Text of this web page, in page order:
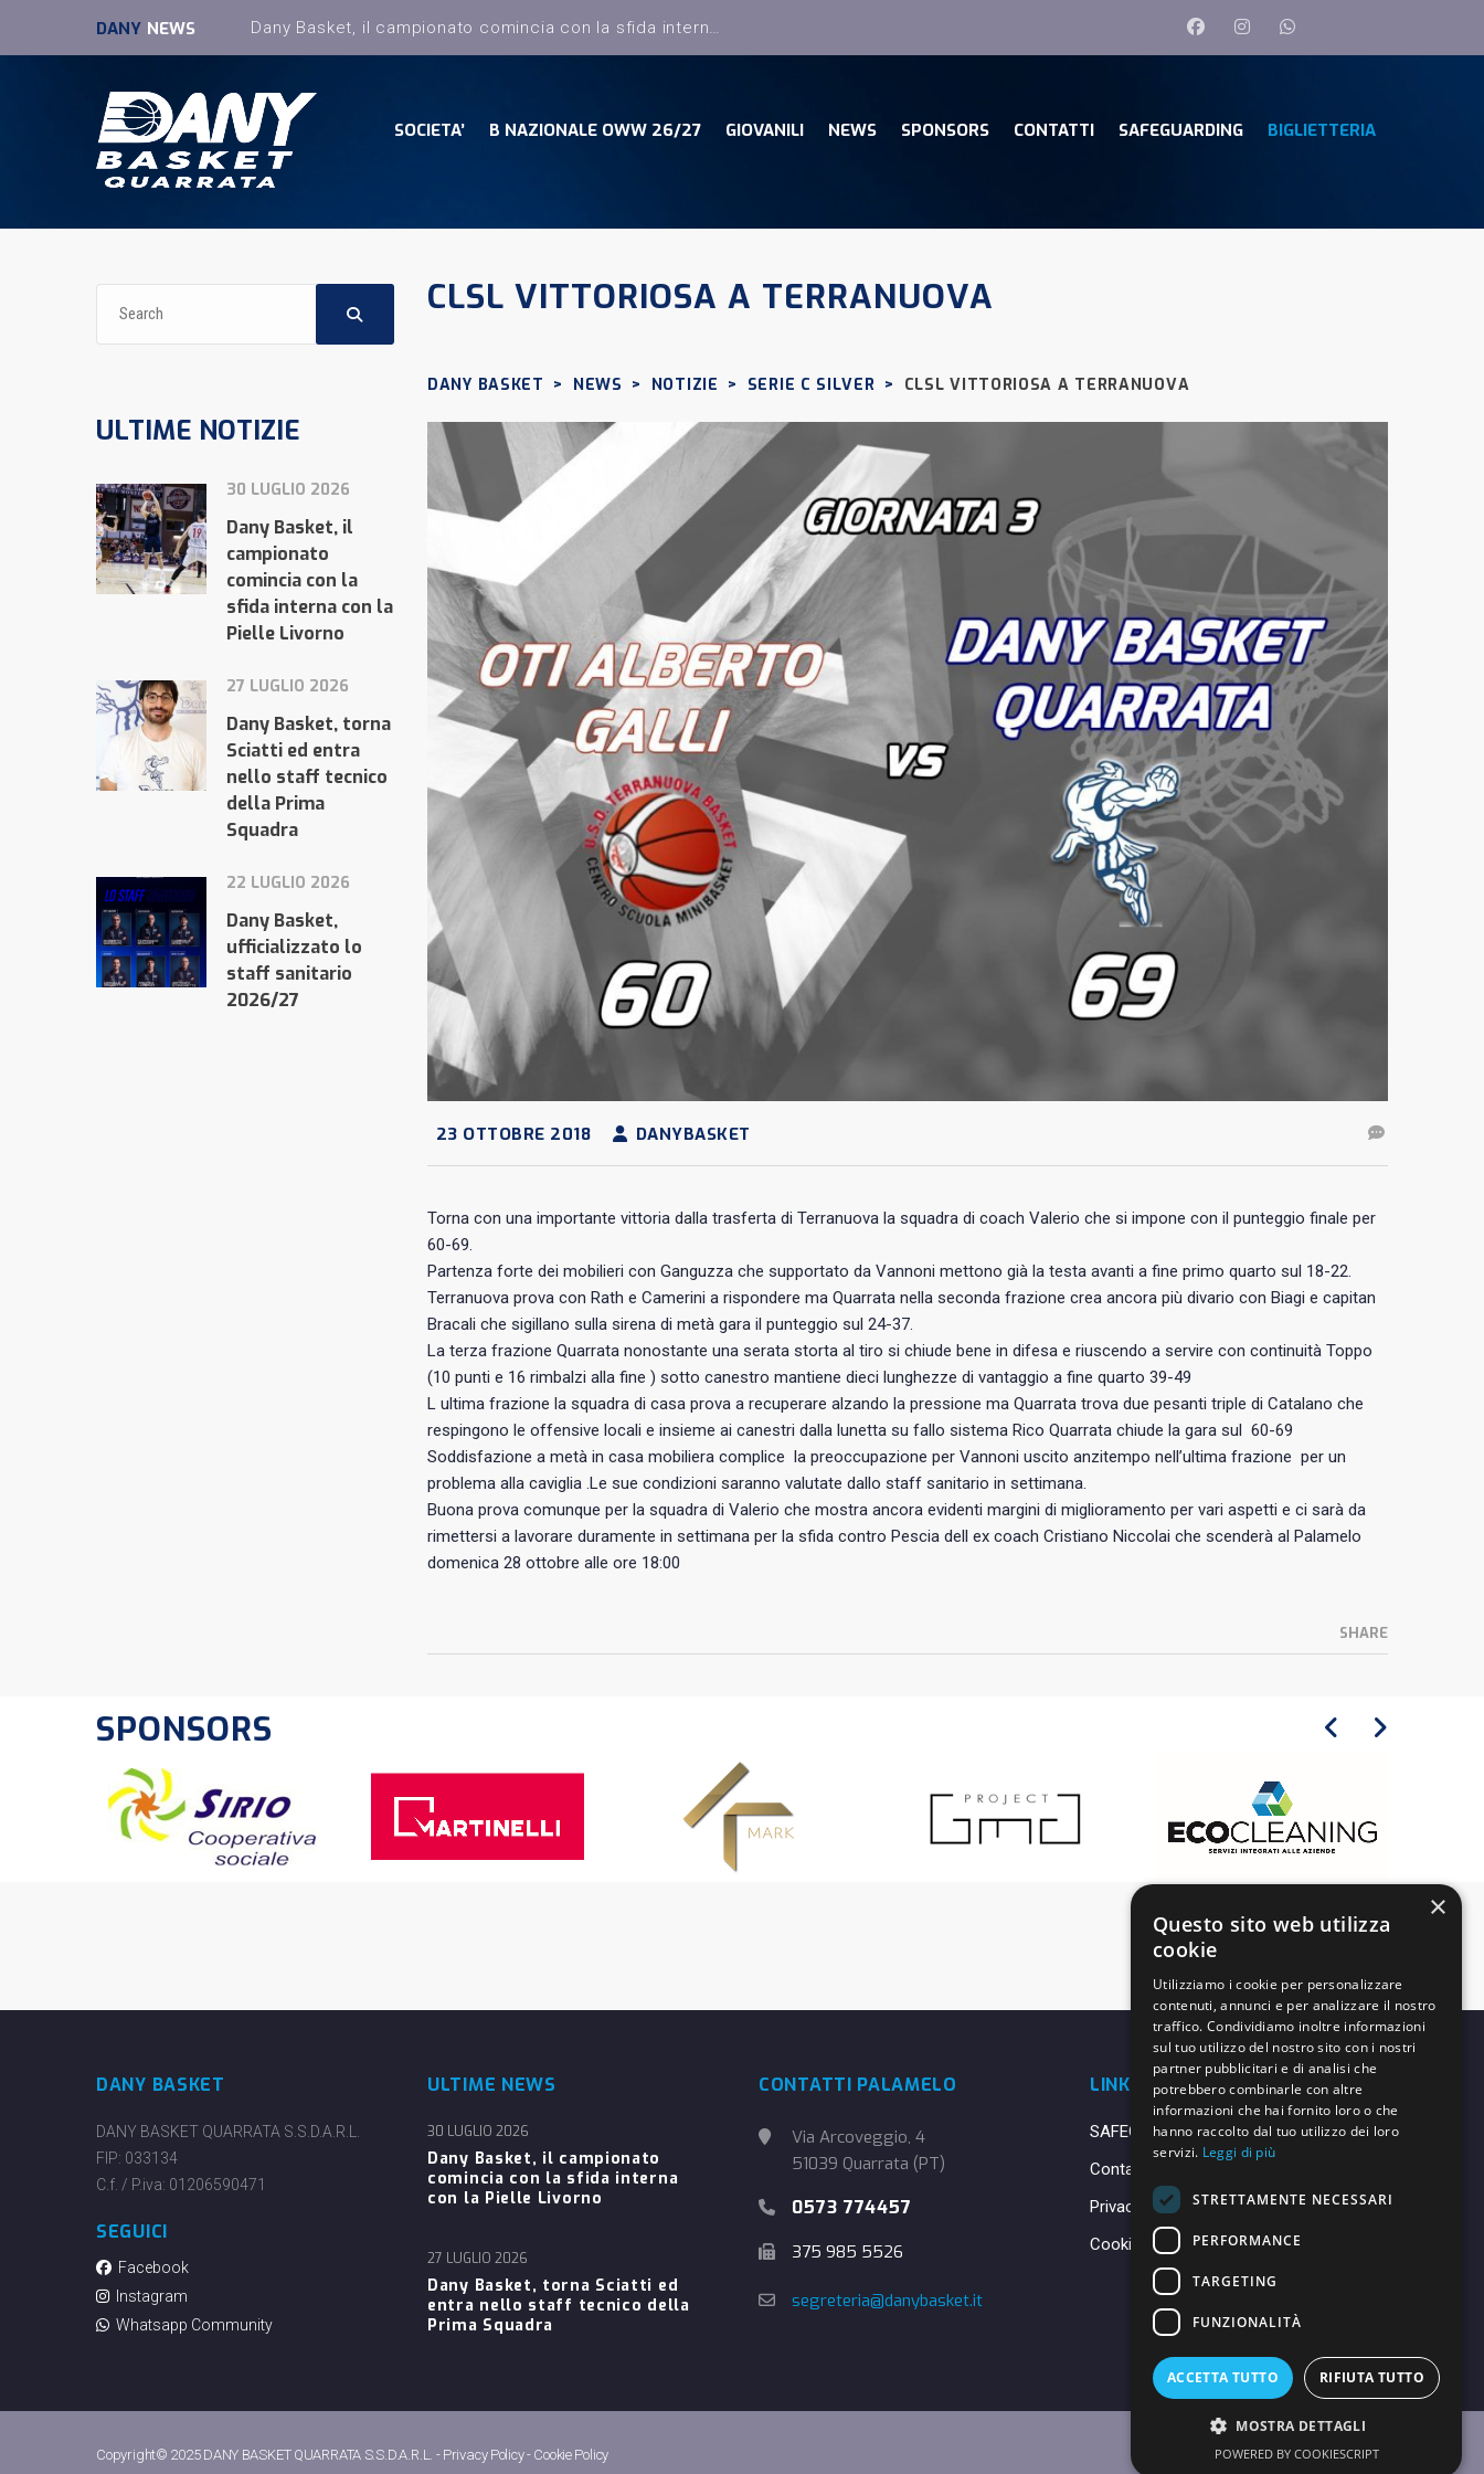
DANY NEWS
SOCIETA’ B NAZIONALE OWW 26/27 GIOVANILI NEWS SPONSORS CONTATTI SAFEGUARDING BIGLIETTERIA
CLSL VITTORIOSA A TERRANUOVA
DANY BASKET > NEWS > NOTIZIE > SERIE C SILVER > CLSL VITTORIOSA A TERRANUOVA
23 OTTOBRE 2018 DANYBASKET
Torna con una importante vittoria dalla trasferta di Terranuova la squadra di coach Valerio che si impone con il punteggio finale per
60-69.
Partenza forte dei mobilieri con Ganguzza che supportato da Vannoni mettono già la testa avanti a fine primo quarto sul 18-22.
Terranuova prova con Rath e Camerini a rispondere ma Quarrata nella seconda frazione crea ancora più divario con Biagi e capitan
Bracali che sigillano sulla sirena di metà gara il punteggio sul 24-37.
La terza frazione Quarrata nonostante una serata storta al tiro si chiude bene in difesa e riuscendo a servire con continuità Toppo
(10 punti e 16 rimbalzi alla fine ) sotto canestro mantiene dieci lunghezze di vantaggio a fine quarto 39-49
L ultima frazione la squadra di casa prova a recuperare alzando la pressione ma Quarrata trova due pesanti triple di Catalano che
respingono le offensive locali e insieme ai canestri dalla lunetta su fallo sistema Rico Quarrata chiude la gara sul 60-69
Soddisfazione a metà in casa mobiliera complice la preoccupazione per Vannoni uscito anzitempo nell’ultima frazione per un
problema alla caviglia .Le sue condizioni saranno valutate dallo staff sanitario in settimana.
Buona prova comunque per la squadra di Valerio che mostra ancora evidenti margini di miglioramento per vari aspetti e ci sarà da
rimettersi a lavorare duramente in settimana per la sfida contro Pescia dell ex coach Cristiano Niccolai che scenderà al Palamelo
domenica 28 ottobre alle ore 18:00
SHARE
ULTIME NOTIZIE
30 LUGLIO 2026
Dany Basket, il
campionato
comincia con la
sfida interna con la
Pielle Livorno
27 LUGLIO 2026
Dany Basket, torna
Sciatti ed entra
nello staff tecnico
della Prima
Squadra
22 LUGLIO 2026
Dany Basket,
ufficializzato lo
staff sanitario
2026/27
SPONSORS
DANY BASKET
DANY BASKET QUARRATA S.S.D.A.R.L.
FIP: 033134
C.f. / P.iva: 01206590471
SEGUICI
Facebook
Instagram
Whatsapp Community
ULTIME NEWS
Dany Basket, il campionato
comincia con la sfida interna
con la Pielle Livorno
30 LUGLIO 2026
Dany Basket, torna Sciatti ed
entra nello staff tecnico della
Prima Squadra
27 LUGLIO 2026
CONTATTI PALAMELO
Via Arcoveggio, 4
51039 Quarrata (PT)
0573 774457
375 985 5526
segreteria@danybasket.it
LINK UTILI
SAFEGUARDING
Contatti
Privacy Policy
Cookie Policy
Copyright© 2025 DANY BASKET QUARRATA S.S.D.A.R.L. - Privacy Policy- Cookie Policy Made with ♥ byDaniele
×
Questo sito web utilizza
cookie
Utilizziamo i cookie per personalizzare
contenuti, annunci e per analizzare il nostro
traffico. Condividiamo inoltre informazioni
sul tuo utilizzo del nostro sito con i nostri
partner pubblicitari e di analisi che
potrebbero combinarle con altre
informazioni che hai fornito loro o che
hanno raccolto dal tuo utilizzo dei loro
servizi. Leggi di più
STRETTAMENTE NECESSARI
PERFORMANCE
TARGETING
FUNZIONALITÀ
ACCETTA TUTTO RIFIUTA TUTTO
MOSTRA DETTAGLI
POWERED BY COOKIESCRIPT